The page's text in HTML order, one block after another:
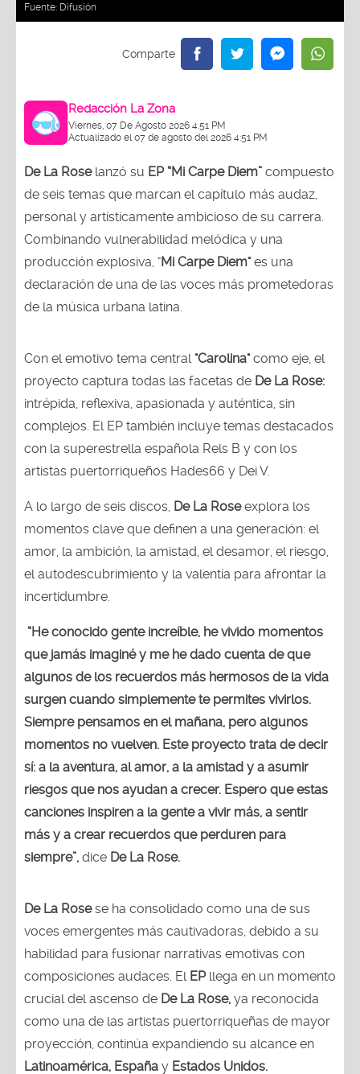
Fuente: Difusión
Redacción La Zona
Viernes, 07 De Agosto 2026 4:51 PM
Actualizado el 07 de agosto del 2026 4:51 PM
De La Rose lanzó su EP “Mi Carpe Diem” compuesto
de seis temas que marcan el capítulo más audaz,
personal y artísticamente ambicioso de su carrera.
Combinando vulnerabilidad melódica y una
producción explosiva, "Mi Carpe Diem"es una
declaración de una de las voces más prometedoras
de la música urbana latina.
Con el emotivo tema central "Carolina"como eje, el
proyecto captura todas las facetas de De La Rose:
intrépida, reflexiva, apasionada y auténtica, sin
complejos. El EP también incluye temas destacados
con la superestrella española Rels B y con los
artistas puertorriqueños Hades66 y Dei V.
A lo largo de seis discos, De La Roseexplora los
momentos clave que definen a una generación: el
amor, la ambición, la amistad, el desamor, el riesgo,
el autodescubrimiento y la valentía para afrontar la
incertidumbre.
“He conocido gente increíble, he vivido momentos
que jamás imaginé y me he dado cuenta de que
algunos de los recuerdos más hermosos de la vida
surgen cuando simplemente te permites vivirlos.
Siempre pensamos en el mañana, pero algunos
momentos no vuelven. Este proyecto trata de decir
sí: a la aventura, al amor, a la amistad y a asumir
riesgos que nos ayudan a crecer. Espero que estas
canciones inspiren a la gente a vivir más, a sentir
más y a crear recuerdos que perduren para
siempre”, dice De La Rose.
De La Rosese ha consolidado como una de sus
voces emergentes más cautivadoras, debido a su
habilidad para fusionar narrativas emotivas con
composiciones audaces. El EPllega en un momento
crucial del ascenso de De La Rose, ya reconocida
como una de las artistas puertorriqueñas de mayor
proyección, continúa expandiendo su alcance en
Latinoamérica, España y Estados Unidos.